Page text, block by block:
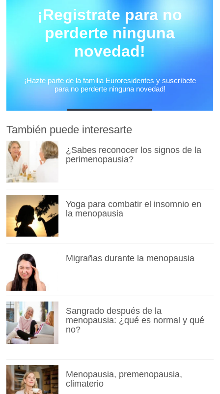
También puede interesarte
¿Sabes reconocer los signos de la
perimenopausia?
Yoga para combatir el insomnio en
la menopausia
Migrañas durante la menopausia
Sangrado después de la
menopausia: ¿qué es normal y qué
no?
Menopausia, premenopausia,
climaterio